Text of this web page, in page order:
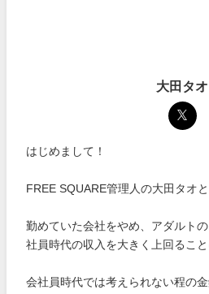
大田タオ
はじめまして！
FREE SQUARE管理人の大田タオと
勤めていた会社をやめ、アダルト
社員時代の収入を大きく上回ること
会社員時代では考えられない程の